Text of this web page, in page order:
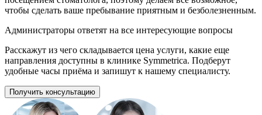
чтобы сделать ваше пребывание приятным и безболезненным.
Администраторы ответят на все интересующие вопросы
Расскажут из чего складывается цена услуги, какие еще
направления доступны в клинике Symmetrica. Подберут
удобные часы приёма и запишут к нашему специалисту.
Получить консультацию